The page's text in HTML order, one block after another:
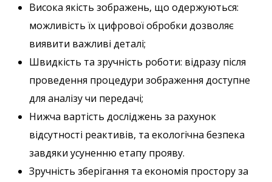
Висока якість зображень, що одержуються:
можливість їх цифрової обробки дозволяє
виявити важливі деталі;
Швидкість та зручність роботи: відразу після
проведення процедури зображення доступне
для аналізу чи передачі;
Нижча вартість досліджень за рахунок
відсутності реактивів, та екологічна безпека
завдяки усуненню етапу прояву.
Зручність зберігання та економія простору за